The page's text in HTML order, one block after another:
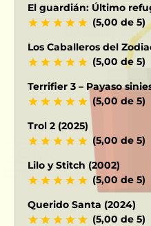
El guardián: Último
(5,00 de 5)
Los Caballeros del
(5,00 de 5)
Terrifier 3 – Payaso
(5,00 de 5)
Trol 2 (2025)
(5,00 de 5)
Lilo y Stitch (2002)
(5,00 de 5)
Querido Santa (2024)
(5,00 de 5)